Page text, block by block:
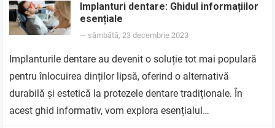
Implanturi dentare: Ghidul informațiilor
esențiale
— sâmbătă, 23 decembrie 2023
Implanturile dentare au devenit o soluție tot mai populară
pentru înlocuirea dinților lipsă, oferind o alternativă
durabilă și estetică la protezele dentare tradiționale. În
acest ghid informativ, vom explora esențialul…